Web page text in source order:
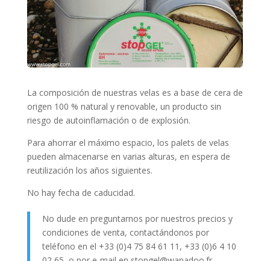
La composición de nuestras velas es a base de cera de
origen 100 % natural y renovable, un producto sin
riesgo de autoinflamación o de explosión.
Para ahorrar el máximo espacio, los palets de velas
pueden almacenarse en varias alturas, en espera de
reutilización los años siguientes.
No hay fecha de caducidad.
No dude en preguntarnos por nuestros precios y
condiciones de venta, contactándonos por
teléfono en el +33 (0)4 75 84 61 11, +33 (0)6 4 10